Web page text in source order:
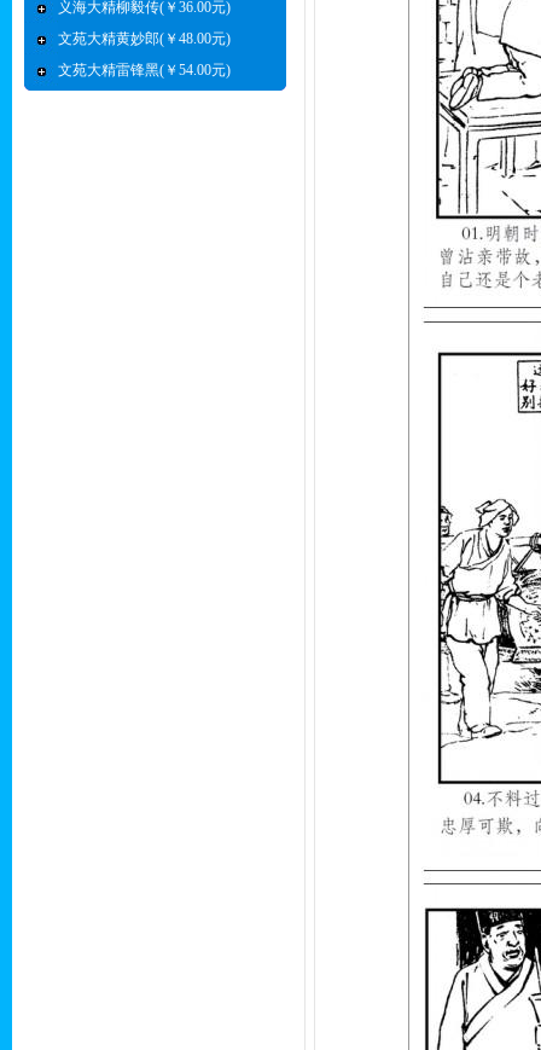
义海大精柳毅传(￥36.00元)
文苑大精黄妙郎(￥48.00元)
文苑大精雷锋黑(￥54.00元)